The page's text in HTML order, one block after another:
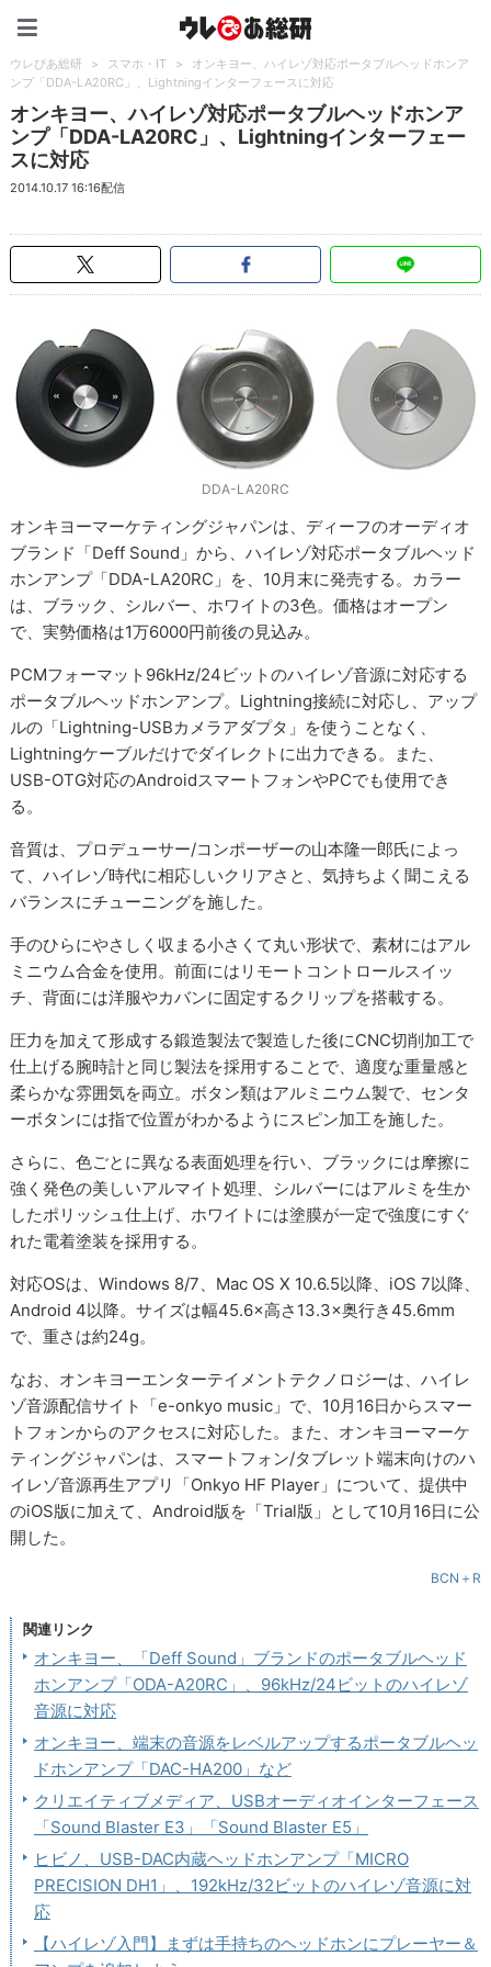
ウレぴあ総研 > スマホ・IT >
オンキヨー、ハイレゾ対応ポータブルヘッドホンア
ンプ「DDA-LA20RC」、Lightningインターフェースに対応
オンキヨー、ハイレゾ対応ポータブルヘッドホンア
ンプ「DDA-LA20RC」、Lightningインターフェー
スに対応
2014.10.17 16:16配信
DDA-LA20RC
オンキヨーマーケティングジャパンは、ディーフのオーディオ
ブランド「Deff Sound」から、ハイレゾ対応ポータブルヘッド
ホンアンプ「DDA-LA20RC」を、10月末に発売する。カラー
は、ブラック、シルバー、ホワイトの3色。価格はオープン
で、実勢価格は1万6000円前後の見込み。
PCMフォーマット96kHz/24ビットのハイレゾ音源に対応する
ポータブルヘッドホンアンプ。Lightning接続に対応し、アップ
ルの「Lightning-USBカメラアダプタ」を使うことなく、
Lightningケーブルだけでダイレクトに出力できる。また、
USB-OTG対応のAndroidスマートフォンやPCでも使用でき
る。
音質は、プロデューサー/コンポーザーの山本隆一郎氏によっ
て、ハイレゾ時代に相応しいクリアさと、気持ちよく聞こえる
バランスにチューニングを施した。
手のひらにやさしく収まる小さくて丸い形状で、素材にはアル
ミニウム合金を使用。前面にはリモートコントロールスイッ
チ、背面には洋服やカバンに固定するクリップを搭載する。
圧力を加えて形成する鍛造製法で製造した後にCNC切削加工で
仕上げる腕時計と同じ製法を採用することで、適度な重量感と
柔らかな雰囲気を両立。ボタン類はアルミニウム製で、センタ
ーボタンには指で位置がわかるようにスピン加工を施した。
さらに、色ごとに異なる表面処理を行い、ブラックには摩擦に
強く発色の美しいアルマイト処理、シルバーにはアルミを生か
したポリッシュ仕上げ、ホワイトには塗膜が一定で強度にすぐ
れた電着塗装を採用する。
対応OSは、Windows 8/7、Mac OS X 10.6.5以降、iOS 7以降、
Android 4以降。サイズは幅45.6×高さ13.3×奥行き45.6mm
で、重さは約24g。
なお、オンキヨーエンターテイメントテクノロジーは、ハイレ
ゾ音源配信サイト「e-onkyo music」で、10月16日からスマー
トフォンからのアクセスに対応した。また、オンキヨーマーケ
ティングジャパンは、スマートフォン/タブレット端末向けのハ
イレゾ音源再生アプリ「Onkyo HF Player」について、提供中
のiOS版に加えて、Android版を「Trial版」として10月16日に公
開した。
BCN＋R
関連リンク
オンキヨー、「Deff Sound」ブランドのポータブルヘッド
ホンアンプ「ODA-A20RC」、96kHz/24ビットのハイレゾ
音源に対応
オンキヨー、端末の音源をレベルアップするポータブルヘッ
ドホンアンプ「DAC-HA200」など
クリエイティブメディア、USBオーディオインターフェース
「Sound Blaster E3」「Sound Blaster E5」
ヒビノ、USB-DAC内蔵ヘッドホンアンプ「MICRO
PRECISION DH1」、192kHz/32ビットのハイレゾ音源に対
応
【ハイレゾ入門】まずは手持ちのヘッドホンにプレーヤー＆